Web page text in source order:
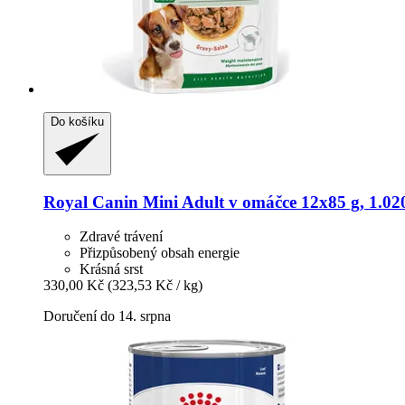
Do košíku
Royal Canin Mini Adult v omáčce 12x85 g,
Zdravé trávení
Přizpůsobený obsah energie
Krásná srst
330,00 Kč (323,53 Kč / kg)
Doručení do 14. srpna